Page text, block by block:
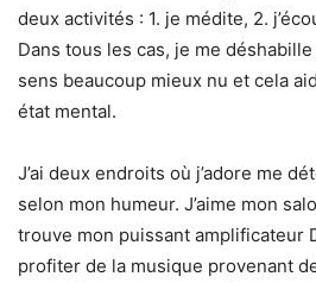
deux activités : 1. je médite, 2.
Dans tous les cas, je me
sens beaucoup mieux nu et cela
état mental.
J’ai deux endroits où j’adore me
selon mon humeur. J’aime mon
trouve mon puissant amplificateur
profiter de la musique provenant